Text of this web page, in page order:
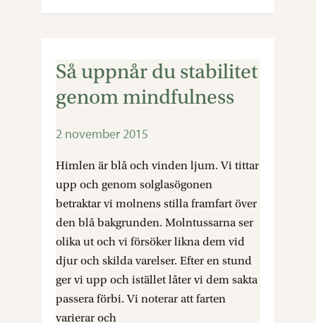
Så uppnår du stabilitet
genom mindfulness
2 november 2015
Himlen är blå och vinden ljum. Vi tittar
upp och genom solglasögonen
betraktar vi molnens stilla framfart över
den blå bakgrunden. Molntussarna ser
olika ut och vi försöker likna dem vid
djur och skilda varelser. Efter en stund
ger vi upp och istället låter vi dem sakta
passera förbi. Vi noterar att farten
varierar och
Så
uppnår
du
mindfulness